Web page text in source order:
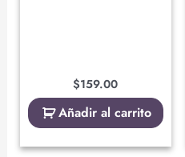
$159.00
Añadir al carrito